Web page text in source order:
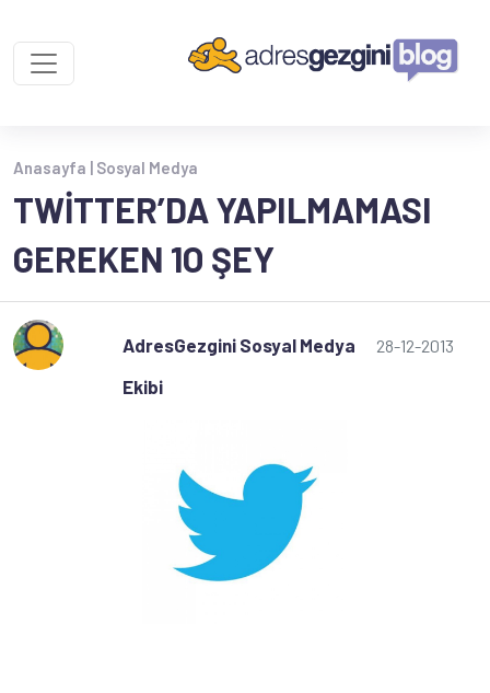
Anasayfa | Sosyal Medya
TWITTER’DA YAPILMAMASI
GEREKEN 1O ŞEY
AdresGezgini Sosyal Medya
Ekibi
28-12-2013